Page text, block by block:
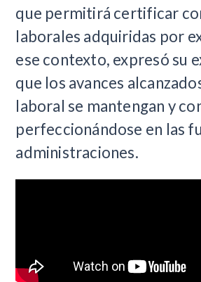
que permitirá certificar
laborales adquiridas por
ese contexto, expresó su
que los avances
laboral se mantengan y
perfeccionándose en las
administraciones.